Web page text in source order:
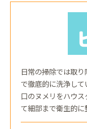
日常の掃除では取
で徹底的に洗浄し
口のヌメリをハウ
て細部まで衛生的に